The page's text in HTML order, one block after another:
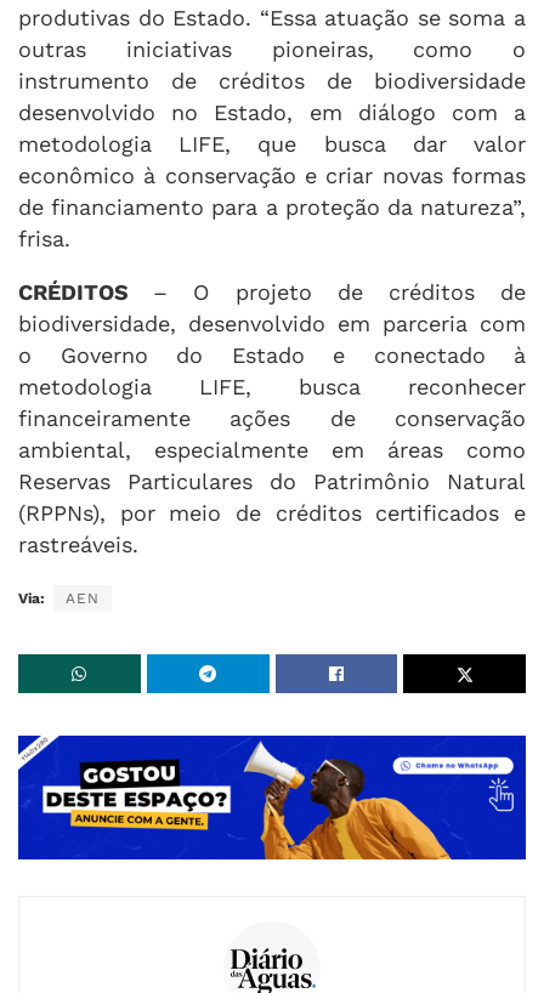
produtivas do Estado. “Essa atuação se soma a
outras iniciativas pioneiras, como o
instrumento de créditos de biodiversidade
desenvolvido no Estado, em diálogo com a
metodologia LIFE, que busca dar valor
econômico à conservação e criar novas formas
de financiamento para a proteção da natureza”,
frisa.
CRÉDITOS – O projeto de créditos de
biodiversidade, desenvolvido em parceria com
o Governo do Estado e conectado à
metodologia LIFE, busca reconhecer
financeiramente ações de conservação
ambiental, especialmente em áreas como
Reservas Particulares do Patrimônio Natural
(RPPNs), por meio de créditos certificados e
rastreáveis.
Via: AEN